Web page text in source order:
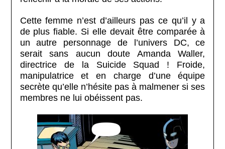
Cette femme n’est d’ailleurs pas ce qu’il y a
de plus fiable. Si elle devait être comparée à
un autre personnage de l’univers DC, ce
serait sans aucun doute Amanda Waller,
directrice de la Suicide Squad ! Froide,
manipulatrice et en charge d’une équipe
secrète qu’elle n’hésite pas à malmener si ses
membres ne lui obéissent pas.